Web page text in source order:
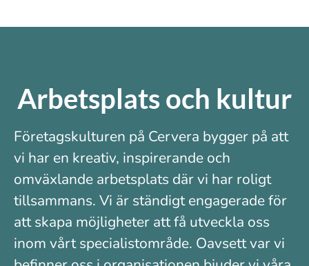
Arbetsplats och kultur
Företagskulturen på Cervera bygger på att
vi har en kreativ, inspirerande och
omväxlande arbetsplats där vi har roligt
tillsammans. Vi är ständigt engagerade för
att skapa möjligheter att få utveckla oss
inom vårt specialistområde. Oavsett var vi